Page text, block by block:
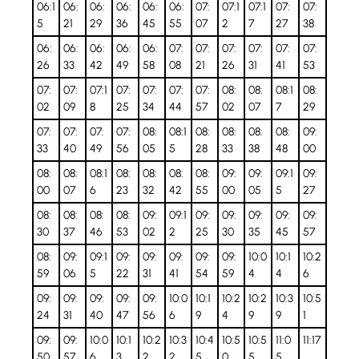
06:1
5
06:
21
06:
29
06:
36
06:
45
06:
55
07:
07
07:1
2
07:1
7
07:
27
07:
38
06:
26
06:
33
06:
42
06:
49
06:
58
07:
08
07:
21
07:
26
07:
31
07:
41
07:
53
07:
02
07:
09
07:1
8
07:
25
07:
34
07:
44
07:
57
08:
02
08:
07
08:1
7
08:
29
07:
33
07:
40
07:
49
07:
56
08:
05
08:1
5
08:
28
08:
33
08:
38
08:
48
09:
00
08:
00
08:
07
08:1
6
08:
23
08:
32
08:
42
08:
55
09:
00
09:
05
09:1
5
09:
27
08:
30
08:
37
08:
46
08:
53
09:
02
09:1
2
09:
25
09:
30
09:
35
09:
45
09:
57
08:
59
09:
06
09:1
5
09:
22
09:
31
09:
41
09:
54
09:
59
10:0
4
10:1
4
10:2
6
09:
24
09:
31
09:
40
09:
47
09:
56
10:0
6
10:1
9
10:2
4
10:2
9
10:3
9
10:5
1
09:
09:
10:0 10:1
10:2
10:3
10:4
10:5
10:5
11:0
11:17